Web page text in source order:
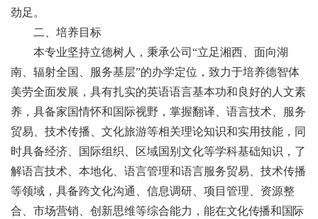
劲足。
二、培养目标
本专业坚持立德树人，秉承公司“立足湘西、面向湖
南、辐射全国、服务基层”的办学定位，致力于培养德智体
美劳全面发展，具有扎实的英语语言基本功和良好的人文素
养，具备家国情怀和国际视野，掌握翻译、语言技术、服务
贸易、技术传播、文化旅游等相关理论知识和实用技能，同
时具备经济、国际组织、区域国别文化等学科基础知识，了
解语言技术、本地化、语言管理和语言服务贸易、技术传播
等领域，具备跨文化沟通、信息调研、项目管理、资源整
合、市场营销、创新思维等综合能力，能在文化传播和国际